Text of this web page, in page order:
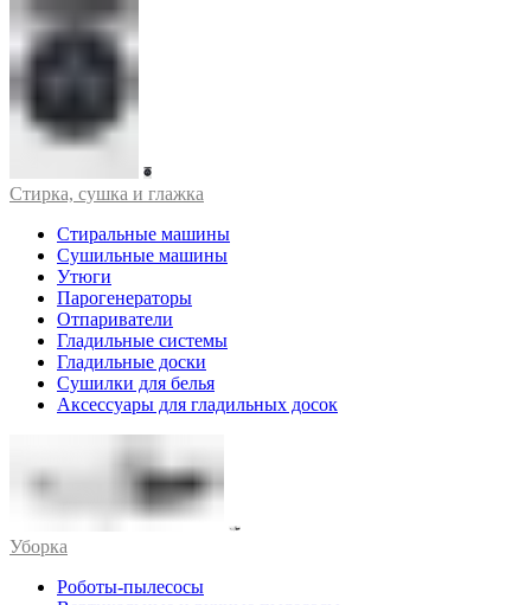
Стирка, сушка и глажка
Стиральные машины
Сушильные машины
Утюги
Парогенераторы
Отпариватели
Гладильные системы
Гладильные доски
Сушилки для белья
Аксессуары для гладильных досок
Уборка
Роботы-пылесосы